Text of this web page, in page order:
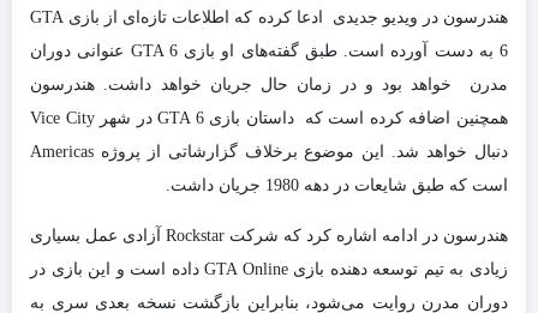
هندرسون در ویدیو جدیدی ادعا کرده که اطلاعات تازه‌ای از بازی GTA
6 به دست آورده است. طبق گفته‌های او بازی GTA 6 عنوانی دوران
مدرن خواهد بود و در زمان حال جریان خواهد داشت. هندرسون
همچنین اضافه کرده است که داستان بازی GTA 6 در شهر Vice City
دنبال خواهد شد. این موضوع برخلاف گزارشاتی از پروژه Americas
است که طبق شایعات در دهه 1980 جریان داشت.
هندرسون در ادامه اشاره کرد که شرکت Rockstar آزادی عمل بسیاری
زیادی به تیم توسعه دهنده بازی GTA Online داده است و این بازی در
دوران مدرن روایت می‌شود، بنابراین بازگشت نسخه بعدی سری به